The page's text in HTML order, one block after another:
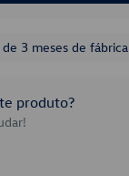
de 3 meses de fábrica
produto?